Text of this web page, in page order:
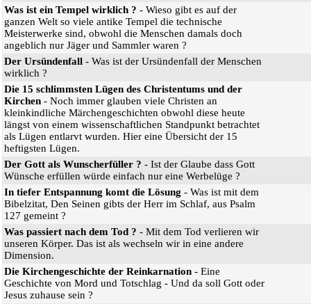
Was ist ein Tempel wirklich ? - Wieso gibt es auf der
ganzen Welt so viele antike Tempel die technische
Meisterwerke sind, obwohl die Menschen damals doch
angeblich nur Jäger und Sammler waren ?
Der Ursündenfall - Was ist der Ursündenfall der Menschen
wirklich ?
Die 15 schlimmsten Lügen des Christentums und der
Kirchen - Noch immer glauben viele Christen an
kleinkindliche Märchengeschichten obwohl diese heute
längst von einem wissenschaftlichen Standpunkt betrachtet
als Lügen entlarvt wurden. Hier eine Übersicht der 15
heftigsten Lügen.
Der Gott als Wunscherfüller ? - Ist der Glaube dass Gott
Wünsche erfüllen würde einfach nur eine Werbelüge ?
In tiefer Entspannung komt die Lösung - Was ist mit dem
Bibelzitat, Den Seinen gibts der Herr im Schlaf, aus Psalm
127 gemeint ?
Was passiert nach dem Tod ? - Mit dem Tod verlieren wir
unseren Körper. Das ist als wechseln wir in eine andere
Dimension.
Die Kirchengeschichte der Reinkarnation - Eine
Geschichte von Mord und Totschlag - Und da soll Gott oder
Jesus zuhause sein ?